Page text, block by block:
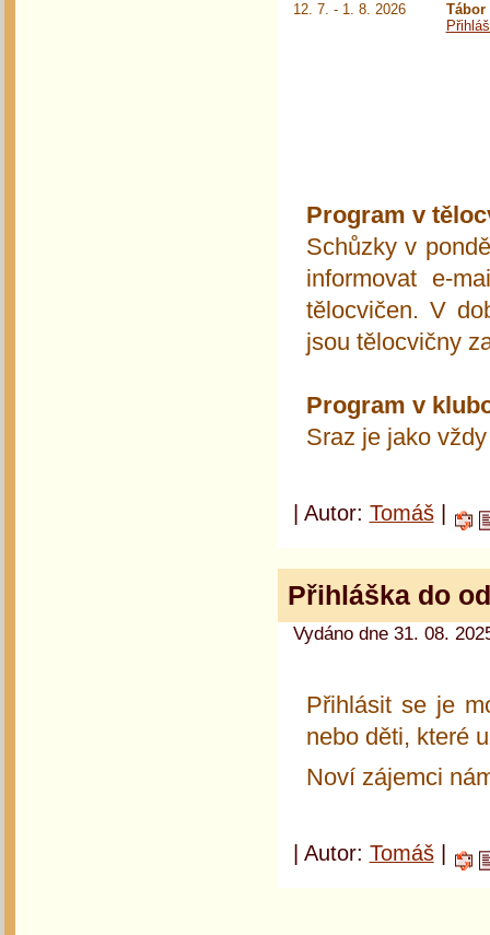
12. 7. - 1. 8. 2026
Tábor
Program v
Schůzky v
informovat e-
tělocvičen. V
jsou tělocvičny
Program v
Sraz je jako
| Autor: Tomáš|
Přihláška do
Vydáno dne 31. 08.
Přihlásit se je
nebo děti, které
Noví zájemci
| Autor: Tomáš|